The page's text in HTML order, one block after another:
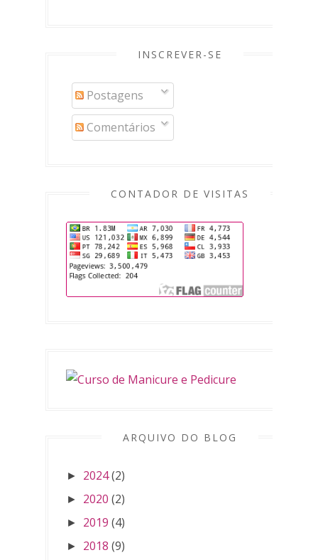
INSCREVER-SE
Postagens
Comentários
CONTADOR DE VISITAS
ARQUIVO DO BLOG
► 2024(2)
► 2020 (2)
► 2019 (4)
► 2018 (9)